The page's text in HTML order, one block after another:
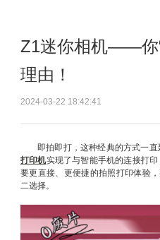
Z1迷你相机——你
理由！
2024-03-22 18:42:41
即拍即打，这种经典的方式一
打印机实现了与智能手机的连接打
要更直接、更便捷的拍照打印体验
二选择。